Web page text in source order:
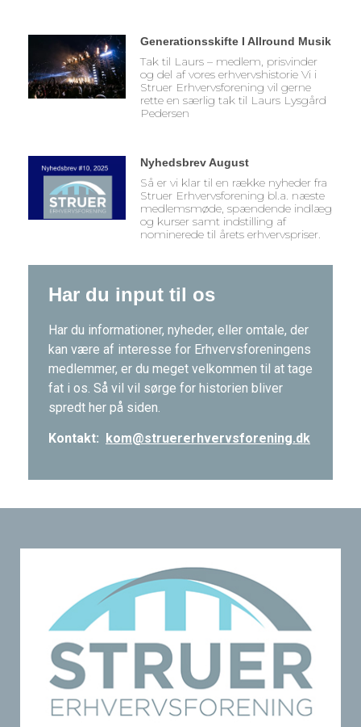
Generationsskifte I Allround Musik
Tak til Laurs – medlem, prisvinder
og del af vores erhvervshistorie Vi i
Struer Erhvervsforening vil gerne
rette en særlig tak til Laurs Lysgård
Pedersen
Nyhedsbrev August
Så er vi klar til en række nyheder fra
Struer Erhvervsforening bl.a. næste
medlemsmøde, spændende indlæg
og kurser samt indstilling af
nominerede til årets erhvervspriser.
Har du input til os
Har du informationer, nyheder, eller omtale, der
kan være af interesse for Erhvervsforeningens
medlemmer, er du meget velkommen til at tage
fat i os. Så vil vil sørge for historien bliver
spredt her på siden.
Kontakt: kom@struererhvervsforening.dk